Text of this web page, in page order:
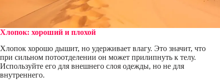
Хлопок: хороший и плохой
Хлопок хорошо дышит, но удерживает влагу. Это значит, что
при сильном потоотделении он может прилипнуть к телу.
Используйте его для внешнего слоя одежды, но не для
внутреннего.